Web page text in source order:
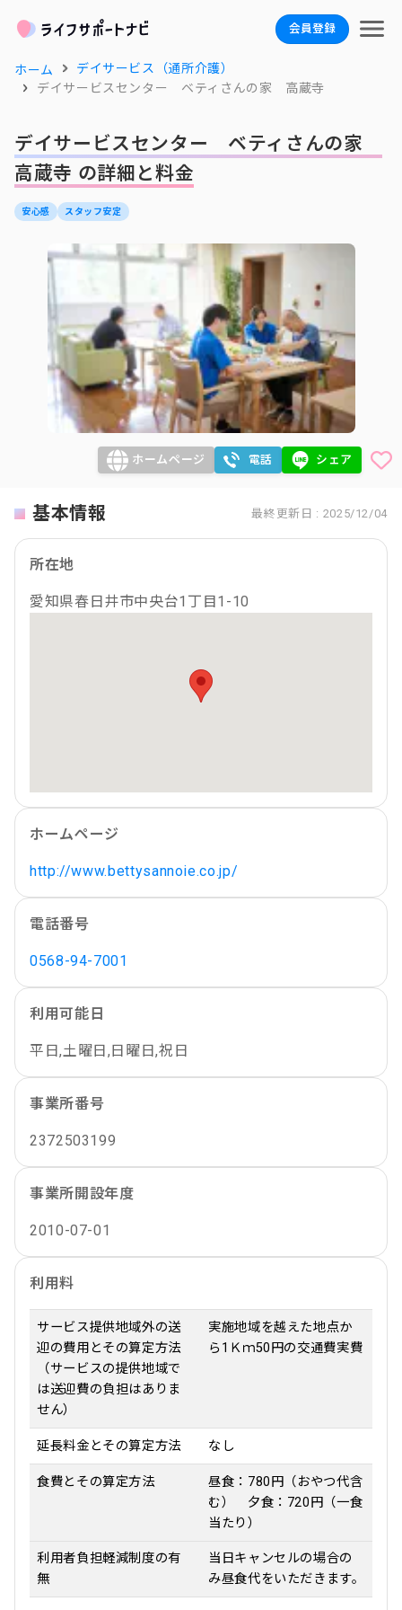
会員登録
ホーム
デイサービス（通所介護）
デイサービスセンター ベティさんの家 高蔵寺
デイサービスセンター ベティさんの家
高蔵寺 の詳細と料金
安心感 スタッフ安定
ホームページ 電話 シェア
基本情報 最終更新日 : 2025/12/04
所在地
愛知県春日井市中央台1丁目1-10
ホームページ
http://www.bettysannoie.co.jp/
電話番号
0568-94-7001
利用可能日
平日,土曜日,日曜日,祝日
事業所番号
2372503199
事業所開設年度
2010-07-01
利用料
サービス提供地域外の送
迎の費用とその算定方法
（サービスの提供地域で
は送迎費の負担はありま
せん）
実施地域を越えた地点か
ら1Ｋｍ50円の交通費実費
延長料金とその算定方法 なし
食費とその算定方法
昼食：780円（おやつ代含
む） 夕食：720円（一食
当たり）
利用者負担軽減制度の有
無
当日キャンセルの場合の
み昼食代をいただきます。